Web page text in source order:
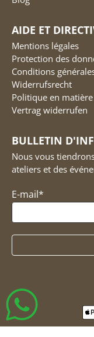
AIDE ET
Mentions légales
Protection des
Conditions
Widerrufsrecht
Politique en
Vertrag widerrufen
BULLETIN
Nous vous
ateliers et des
E-mail*